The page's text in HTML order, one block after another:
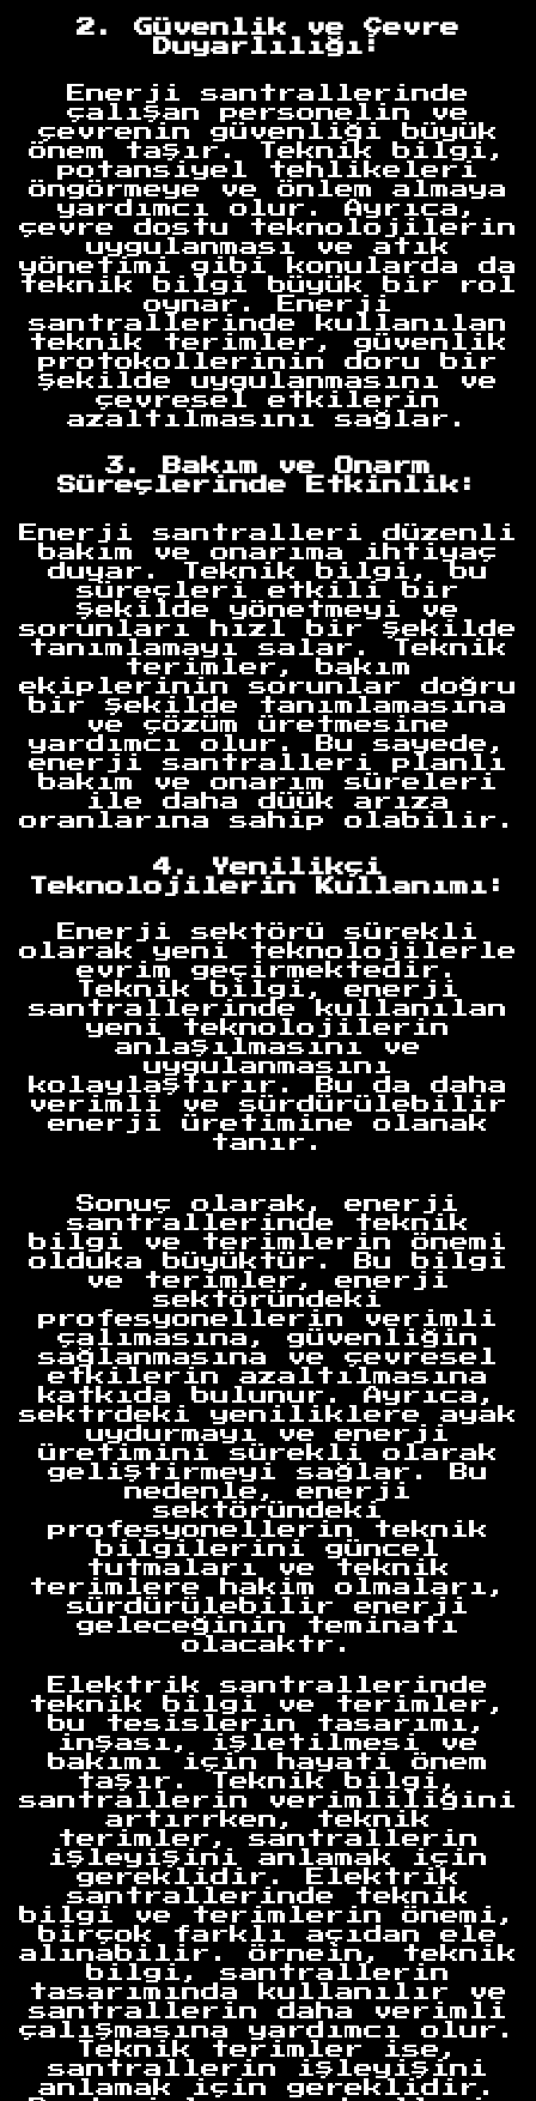
2. Güvenlik ve Çevre
Duyarlılığı:
Enerji santrallerinde
çalışan personelin ve
çevrenin güvenliği büyük
önem taşır. Teknik bilgi,
potansiyel tehlikeleri
öngörmeye ve önlem almaya
yardımcı olur. Ayrıca,
çevre dostu teknolojilerin
uygulanması ve atık
yönetimi gibi konularda da
teknik bilgi büyük bir rol
oynar. Enerji
santrallerinde kullanılan
teknik terimler, güvenlik
protokollerinin doru bir
şekilde uygulanmasını ve
çevresel etkilerin
azaltılmasını sağlar.
3. Bakım ve Onarm
Süreçlerinde Etkinlik:
Enerji santralleri düzenli
bakım ve onarıma ihtiyaç
duyar. Teknik bilgi, bu
süreçleri etkili bir
şekilde yönetmeyi ve
sorunları hızl bir şekilde
tanımlamayı salar. Teknik
terimler, bakım
ekiplerinin sorunlar doğru
bir şekilde tanımlamasına
ve çözüm üretmesine
yardımcı olur. Bu sayede,
enerji santralleri planlı
bakım ve onarım süreleri
ile daha düük arıza
oranlarına sahip olabilir.
4. Yenilikçi
Teknolojilerin Kullanımı:
Enerji sektörü sürekli
olarak yeni teknolojilerle
evrim geçirmektedir.
Teknik bilgi, enerji
santrallerinde kullanılan
yeni teknolojilerin
anlaşılmasını ve
uygulanmasını
kolaylaştırır. Bu da daha
verimli ve sürdürülebilir
enerji üretimine olanak
tanır.
Sonuç olarak, enerji
santrallerinde teknik
bilgi ve terimlerin önemi
olduka büyüktür. Bu bilgi
ve terimler, enerji
sektöründeki
profesyonellerin verimli
çalımasına, güvenliğin
sağlanmasına ve çevresel
etkilerin azaltılmasına
katkıda bulunur. Ayrıca,
sektrdeki yeniliklere ayak
uydurmayı ve enerji
üretimini sürekli olarak
geliştirmeyi sağlar. Bu
nedenle, enerji
sektöründeki
profesyonellerin teknik
bilgilerini güncel
tutmaları ve teknik
terimlere hakim olmaları,
sürdürülebilir enerji
geleceğinin teminatı
olacaktr.
Elektrik santrallerinde
teknik bilgi ve terimler,
bu tesislerin tasarımı,
inşası, işletilmesi ve
bakımı için hayati önem
taşır. Teknik bilgi,
santrallerin verimliliğini
artırrken, teknik
terimler, santrallerin
işleyişini anlamak için
gereklidir. Elektrik
santrallerinde teknik
bilgi ve terimlerin önemi,
birçok farklı açıdan ele
alınabilir. Örnein, teknik
bilgi, santrallerin
tasarımında kullanılır ve
santrallerin daha verimli
çalışmasına yardımcı olur.
Teknik terimler ise,
santrallerin işleyişini
anlamak için gereklidir.
Anasayfa